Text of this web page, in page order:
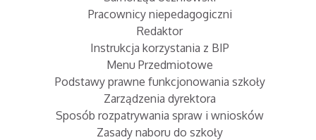
Pracownicy niepedagogiczni
Redaktor
Instrukcja korzystania z BIP
Menu Przedmiotowe
Podstawy prawne funkcjonowania szkoły
Zarządzenia dyrektora
Sposób rozpatrywania spraw i wniosków
Zasady naboru do szkoły